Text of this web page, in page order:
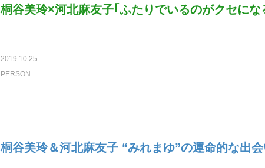
桐谷美玲×河北麻友子｢ふたりでいるのがクセに
2019.10.25
PERSON
桐谷美玲＆河北麻友子 “みれまゆ”の運命的な出